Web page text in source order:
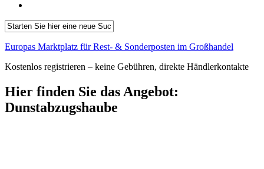
Europas Marktplatz für Rest- & Sonderposten im Großhandel
Kostenlos registrieren – keine Gebühren, direkte Händlerkontakte
Hier finden Sie das Angebot:
Dunstabzugshaube